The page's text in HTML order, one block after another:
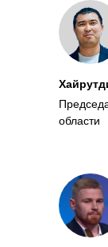
области